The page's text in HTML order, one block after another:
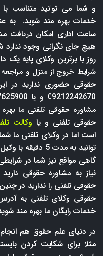
و شما می توانید متناسب
خدمات بهره مند شوید. به
ساعت اداری امکان دریافت
هیچ جای نگرانی وجود ندارد
روز با برترین وکلای پایه یک
شرایط خروج از منزل و
حقوقی حضوری ندارید در
مشاوره حقوقی تلفنی ما
حقوقی تلفنی و یا وکالت
توانید به مدت 5
گاهی مواقع نیز شما در
نیاز به مشاوره حقوقی
حقوقی تلفنی را ندارید در
حقوقی وکلای تلفنی به
خدمات رایگان ما بهره مند
در دنیای علم حقوق هم
مثلا برای شکایت کردن